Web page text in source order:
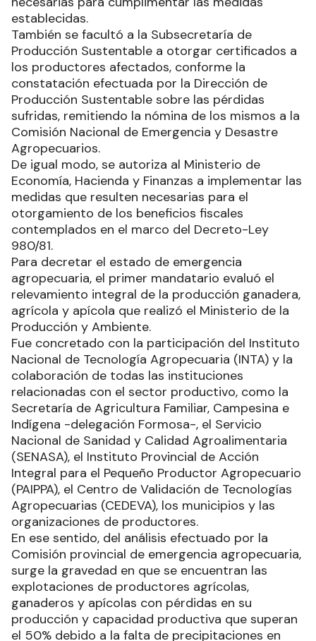
establecidas.
También se facultó a la Subsecretaría de
Producción Sustentable a otorgar certificados a
los productores afectados, conforme la
constatación efectuada por la Dirección de
Producción Sustentable sobre las pérdidas
sufridas, remitiendo la nómina de los mismos a la
Comisión Nacional de Emergencia y Desastre
Agropecuarios.
De igual modo, se autoriza al Ministerio de
Economía, Hacienda y Finanzas a implementar las
medidas que resulten necesarias para el
otorgamiento de los beneficios fiscales
contemplados en el marco del Decreto-Ley
980/81.
Para decretar el estado de emergencia
agropecuaria, el primer mandatario evaluó el
relevamiento integral de la producción ganadera,
agrícola y apícola que realizó el Ministerio de la
Producción y Ambiente.
Fue concretado con la participación del Instituto
Nacional de Tecnología Agropecuaria (INTA) y la
colaboración de todas las instituciones
relacionadas con el sector productivo, como la
Secretaría de Agricultura Familiar, Campesina e
Indígena -delegación Formosa-, el Servicio
Nacional de Sanidad y Calidad Agroalimentaria
(SENASA), el Instituto Provincial de Acción
Integral para el Pequeño Productor Agropecuario
(PAIPPA), el Centro de Validación de Tecnologías
Agropecuarias (CEDEVA), los municipios y las
organizaciones de productores.
En ese sentido, del análisis efectuado por la
Comisión provincial de emergencia agropecuaria,
surge la gravedad en que se encuentran las
explotaciones de productores agrícolas,
ganaderos y apícolas con pérdidas en su
producción y capacidad productiva que superan
el 50% debido a la falta de precipitaciones en